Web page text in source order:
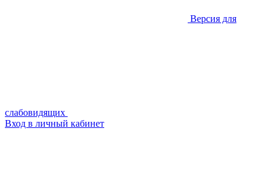
Версия для
слабовидящих
Вход в личный кабинет